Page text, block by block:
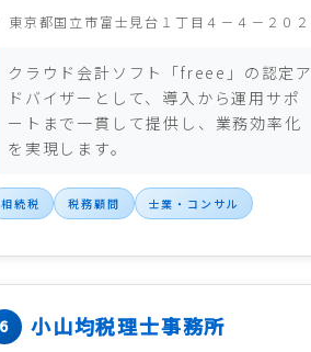
東京都国立市富士見台１丁目４－４－２０２
クラウド会計ソフト「freee」の認定ア
ドバイザーとして、導入から運用サポ
ートまで一貫して提供し、業務効率化
を実現します。
相続税 税務顧問 士業・コンサル
小山均税理士事務所